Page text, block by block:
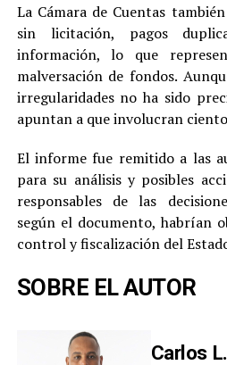
La Cámara de Cuentas
sin licitación, pagos
información, lo que
malversación de fondos.
irregularidades no ha sido
apuntan a que involucran
El informe fue remitido a las
para su análisis y posibles
responsables de las
según el documento, habrían
control y fiscalización del
SOBRE EL AUTOR
Carlos